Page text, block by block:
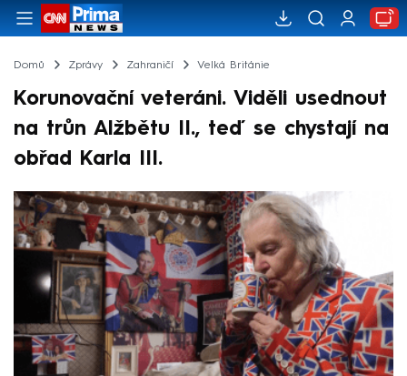
Domů Zprávy Zahraničí Velká Británie
Korunovační veteráni. Viděli usednout
na trůn Alžbětu II., teď se chystají na
obřad Karla III.